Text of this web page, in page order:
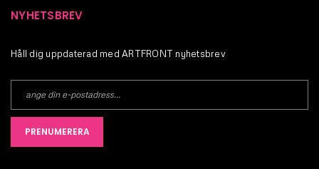
NYHETSBREV
Håll dig uppdaterad med ARTFRONT nyhetsbrev
PRENUMERERA